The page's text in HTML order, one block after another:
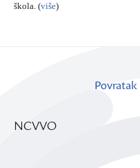
škola. (više)
NCVVO